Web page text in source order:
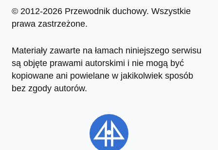
© 2012-2026 Przewodnik duchowy. Wszystkie
prawa zastrzeżone.
Materiały zawarte na łamach niniejszego serwisu
są objęte prawami autorskimi i nie mogą być
kopiowane ani powielane w jakikolwiek sposób
bez zgody autorów.